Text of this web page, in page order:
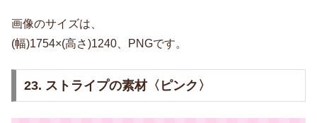
画像のサイズは、
(幅)1754×(高さ)1240、PNGです。
23. ストライプの素材〈ピンク〉